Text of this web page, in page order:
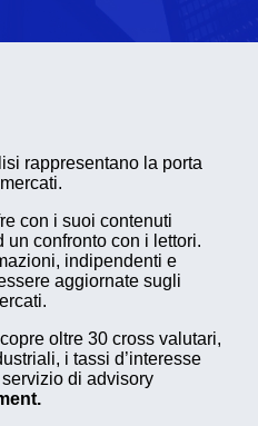
rappresentano la porta
con i suoi contenuti
un confronto con i lettori.
indipendenti e
aggiornate sugli
oltre 30 cross valutari,
i tassi d’interesse
di advisory